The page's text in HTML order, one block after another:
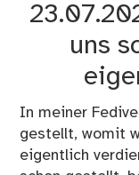
uns
In meiner
gestellt, womit
eigentlich